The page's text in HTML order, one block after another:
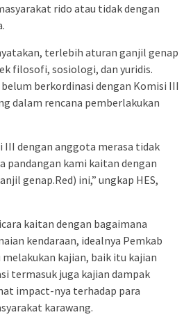
rido atau tidak dengan
terlebih aturan ganjil genap
filosofi, sosiologi, dan yuridis.
berkordinasi dengan Komisi III
dalam rencana pemberlakukan
III dengan anggota merasa tidak
kami kaitan dengan
genap.Red) ini,” ungkap HES,
kaitan dengan bagaimana
kendaraan, idealnya Pemkab
kajian, baik itu kajian
termasuk juga kajian dampak
impact-nya terhadap para
karawang.